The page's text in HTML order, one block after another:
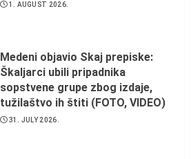
1. AUGUST 2026.
Medeni objavio Skaj prepiske:
Škaljarci ubili pripadnika
sopstvene grupe zbog izdaje,
tužilaštvo ih štiti (FOTO, VIDEO)
31. JULY 2026.